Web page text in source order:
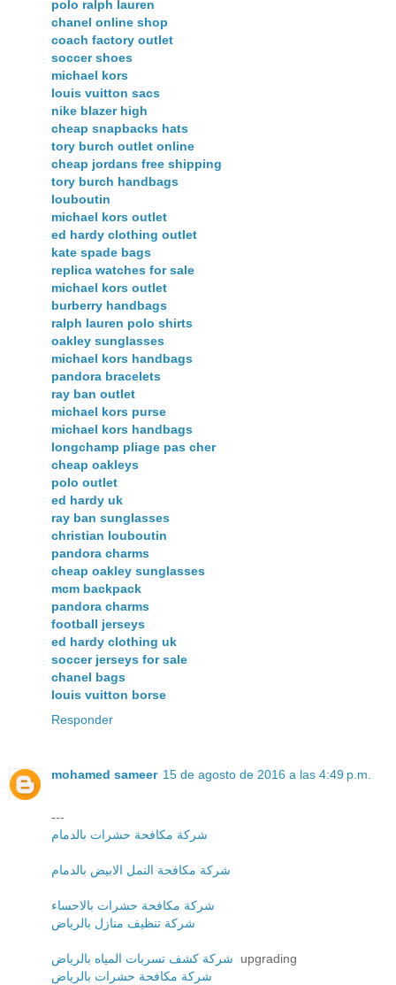
polo ralph lauren
chanel online shop
coach factory outlet
soccer shoes
michael kors
louis vuitton sacs
nike blazer high
cheap snapbacks hats
tory burch outlet online
cheap jordans free shipping
tory burch handbags
louboutin
michael kors outlet
ed hardy clothing outlet
kate spade bags
replica watches for sale
michael kors outlet
burberry handbags
ralph lauren polo shirts
oakley sunglasses
michael kors handbags
pandora bracelets
ray ban outlet
michael kors purse
michael kors handbags
longchamp pliage pas cher
cheap oakleys
polo outlet
ed hardy uk
ray ban sunglasses
christian louboutin
pandora charms
cheap oakley sunglasses
mcm backpack
pandora charms
football jerseys
ed hardy clothing uk
soccer jerseys for sale
chanel bags
louis vuitton borse
Responder
mohamed sameer 15 de agosto de 2016 a las 4:49 p.m.
---
شركة مكافحة حشرات بالدمام
شركة مكافحة النمل الابيض بالدمام
شركة مكافحة حشرات بالاحساء
شركة تنظيف منازل بالرياض
شركة كشف تسربات المياه بالرياض upgrading
شركة مكافحة حشرات بالرياض